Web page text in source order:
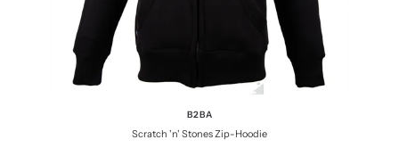
B2BA
Scratch 'n' Stones Zip-Hoodie